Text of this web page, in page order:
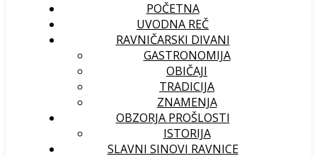
POČETNA
UVODNA REČ
RAVNIČARSKI DIVANI
GASTRONOMIJA
OBIČAJI
TRADICIJA
ZNAMENJA
OBZORJA PROŠLOSTI
ISTORIJA
SLAVNI SINOVI RAVNICE